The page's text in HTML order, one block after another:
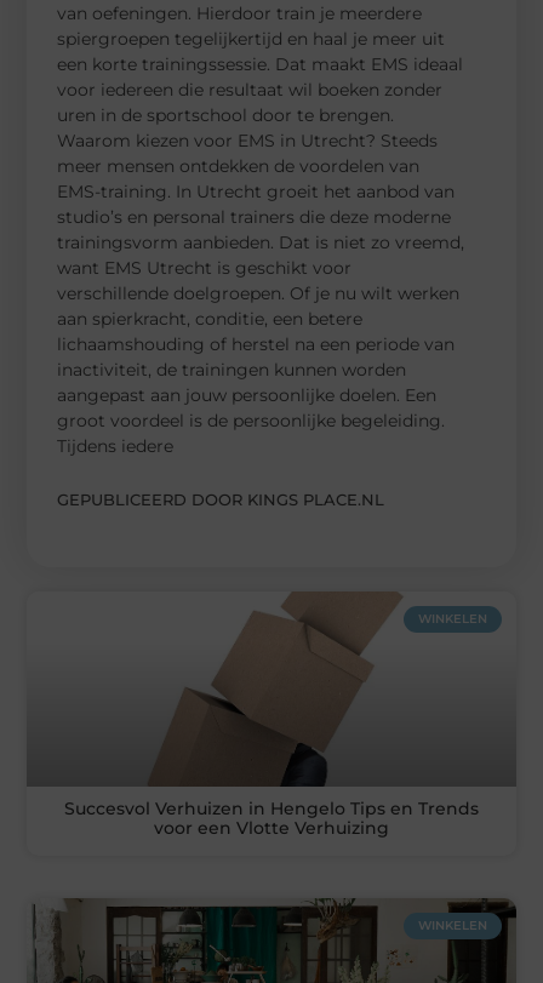
van oefeningen. Hierdoor train je meerdere
spiergroepen tegelijkertijd en haal je meer uit
een korte trainingssessie. Dat maakt EMS ideaal
voor iedereen die resultaat wil boeken zonder
uren in de sportschool door te brengen.
Waarom kiezen voor EMS in Utrecht? Steeds
meer mensen ontdekken de voordelen van
EMS-training. In Utrecht groeit het aanbod van
studio’s en personal trainers die deze moderne
trainingsvorm aanbieden. Dat is niet zo vreemd,
want EMS Utrecht is geschikt voor
verschillende doelgroepen. Of je nu wilt werken
aan spierkracht, conditie, een betere
lichaamshouding of herstel na een periode van
inactiviteit, de trainingen kunnen worden
aangepast aan jouw persoonlijke doelen. Een
groot voordeel is de persoonlijke begeleiding.
Tijdens iedere
GEPUBLICEERD DOOR KINGS PLACE.NL
WINKELEN
Succesvol Verhuizen in Hengelo Tips en Trends
voor een Vlotte Verhuizing
WINKELEN